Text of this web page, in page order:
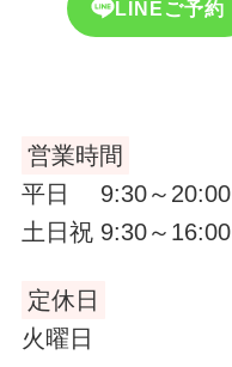
LINEご予約
営業時間
平日 9:30～20:00
土日祝 9:30～16:00
定休日
火曜日